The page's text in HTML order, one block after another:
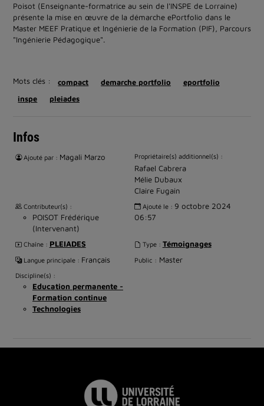
Poisot (Enseignante-formatrice au sein de l'INSPE de Lorraine)
présente la mise en œuvre de la démarche ePortfolio dans le
Master MEEF Pratique et Ingénierie de la Formation (PIF), Parcours
"Ingénierie Pédagogique".
Mots clés : compact demarche portfolio
eportfolio
inspe
pleiades
Infos
Ajouté par : Magali Marzo Propriétaire(s) additionnel(s) :
Rafael Cabrera
Mélie Dubaux
Claire Fugain
Contributeur(s) :
POISOT Frédérique
(Intervenant)
Ajouté le : 9 octobre 2024
06:57
Chaîne : PLEIADES Type : Témoignages
Langue principale : Français Public : Master
Discipline(s) :
Education permanente -
Formation continue
Technologies